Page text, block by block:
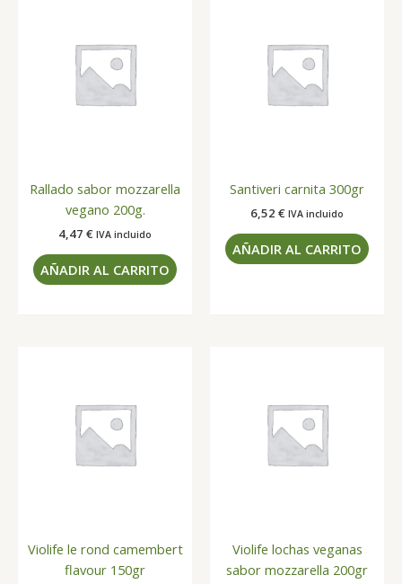
Rallado sabor mozzarella
vegano 200g.
4,47 € IVA incluido
AÑADIR AL CARRITO
Santiveri carnita 300gr
6,52 € IVA incluido
AÑADIR AL CARRITO
Violife le rond camembert
flavour 150gr
Violife lochas veganas
sabor mozzarella 200gr